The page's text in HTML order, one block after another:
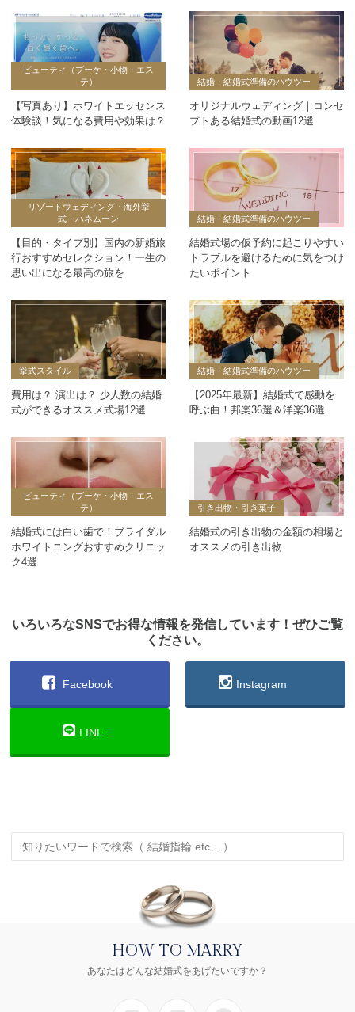
ビューティ（ブーケ・小物・エス
テ）
【写真あり】ホワイトエッセンス
体験談！気になる費用や効果は？
結婚・結婚式準備のハウツー
オリジナルウェディング｜コンセ
プトある結婚式の動画12選
リゾートウェディング・海外挙
式・ハネムーン
【目的・タイプ別】国内の新婚旅
行おすすめセレクション！一生の
思い出になる最高の旅を
結婚・結婚式準備のハウツー
結婚式場の仮予約に起こりやすい
トラブルを避けるために気をつけ
たいポイント
挙式スタイル
費用は？ 演出は？ 少人数の結婚
式ができるオススメ式場12選
結婚・結婚式準備のハウツー
【2025年最新】結婚式で感動を
呼ぶ曲！邦楽36選＆洋楽36選
ビューティ（ブーケ・小物・エス
テ）
結婚式には白い歯で！ブライダル
ホワイトニングおすすめクリニッ
ク4選
引き出物・引き菓子
結婚式の引き出物の金額の相場と
オススメの引き出物
いろいろなSNSでお得な情報を発信しています！ぜひご覧
ください。
Facebook Instagram
LINE
HOW TO MARRY
あなたはどんな結婚式をあげたいですか？